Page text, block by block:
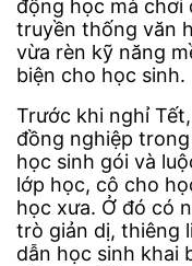
động học mà chơi
truyền thống văn
vừa rèn kỹ năng
biện cho học sinh.
Trước khi nghỉ
đồng nghiệp
học sinh gói và
lớp học, cô cho
học xưa. Ở đó có
trò giản dị, thiêng
dẫn học sinh khai